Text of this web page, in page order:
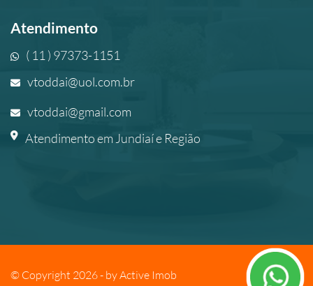
Atendimento
( 11 ) 97373-1151
vtoddai@uol.com.br
vtoddai@gmail.com
Atendimento em Jundiaí e Região
© Copyright 2026 - byActive Imob